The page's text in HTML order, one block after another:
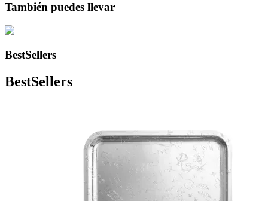
También puedes llevar
BestSellers
BestSellers